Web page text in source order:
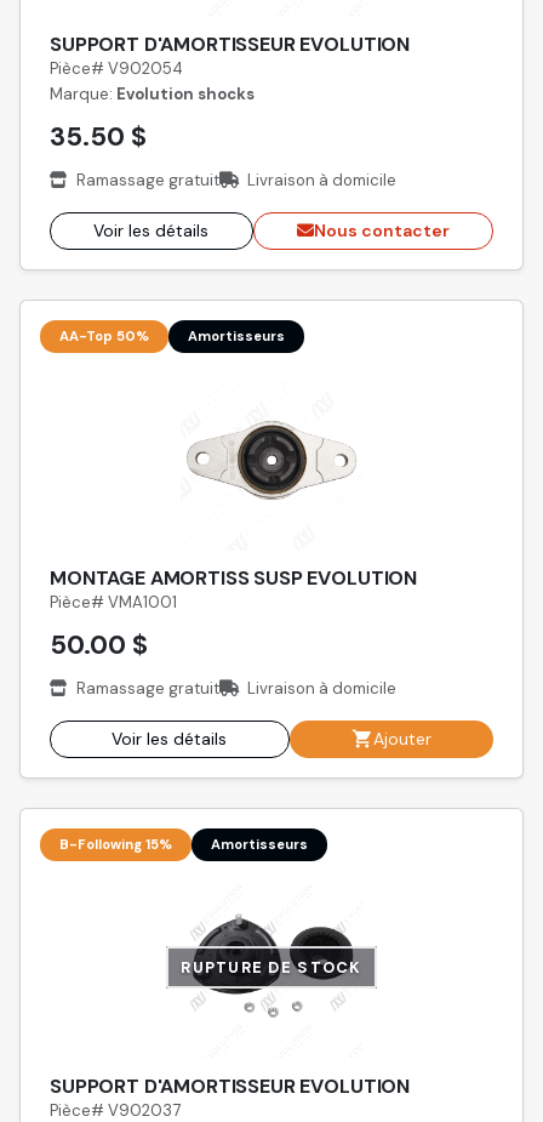
SUPPORT D'AMORTISSEUR EVOLUTION
Pièce# V902054
Marque: Evolution shocks
35.50 $
Ramassage gratuit Livraison à domicile
Voir les détails Nous contacter
AA-Top 50% Amortisseurs
MONTAGE AMORTISS SUSP EVOLUTION
Pièce# VMA1001
50.00 $
Ramassage gratuit Livraison à domicile
Voir les détails Ajouter
B-Following 15% Amortisseurs
RUPTURE DE STOCK
SUPPORT D'AMORTISSEUR EVOLUTION
Pièce# V902037